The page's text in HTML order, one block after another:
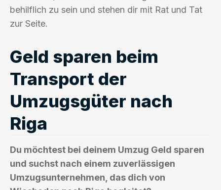
behilflich zu sein und stehen dir mit Rat und Tat
zur Seite.
Geld sparen beim
Transport der
Umzugsgüter nach
Riga
Du möchtest bei deinem Umzug Geld sparen
und suchst nach einem zuverlässigen
Umzugsunternehmen, das dich von